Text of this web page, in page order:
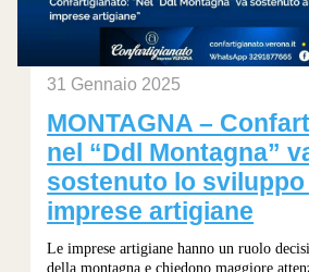
31 Gennaio 2025
MONTAGNA –
nel “Ddl Montagna”
sostenuto lo sviluppo
imprese artigiane
Le imprese artigiane hanno un ruolo
della montagna e chiedono maggiore